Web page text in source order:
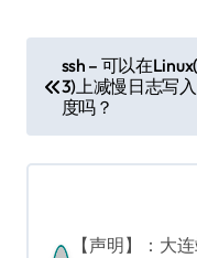
章
导
ssh – 可以在
3)上减慢日志写
度吗？
【声明】：大